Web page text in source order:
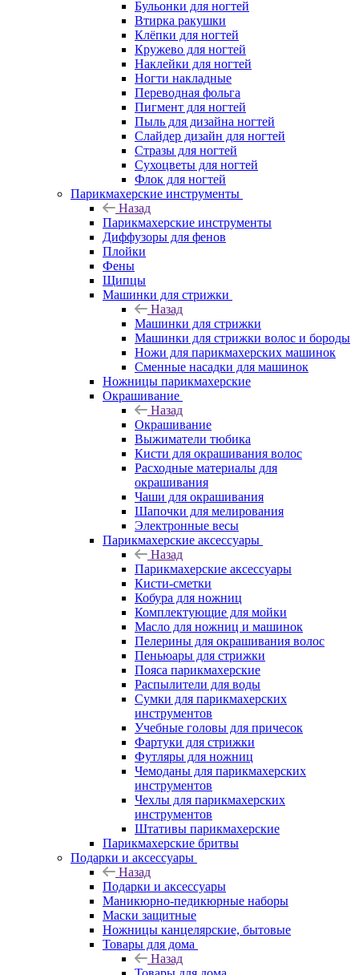
Бульонки для ногтей
Втирка ракушки
Клёпки для ногтей
Кружево для ногтей
Наклейки для ногтей
Ногти накладные
Переводная фольга
Пигмент для ногтей
Пыль для дизайна ногтей
Слайдер дизайн для ногтей
Стразы для ногтей
Сухоцветы для ногтей
Флок для ногтей
Парикмахерские инструменты
Назад
Парикмахерские инструменты
Диффузоры для фенов
Плойки
Фены
Щипцы
Машинки для стрижки
Назад
Машинки для стрижки
Машинки для стрижки волос и бороды
Ножи для парикмахерских машинок
Сменные насадки для машинок
Ножницы парикмахерские
Окрашивание
Назад
Окрашивание
Выжиматели тюбика
Кисти для окрашивания волос
Расходные материалы для
окрашивания
Чаши для окрашивания
Шапочки для мелирования
Электронные весы
Парикмахерские аксессуары
Назад
Парикмахерские аксессуары
Кисти-сметки
Кобура для ножниц
Комплектующие для мойки
Масло для ножниц и машинок
Пелерины для окрашивания волос
Пеньюары для стрижки
Пояса парикмахерские
Распылители для воды
Сумки для парикмахерских
инструментов
Учебные головы для причесок
Фартуки для стрижки
Футляры для ножниц
Чемоданы для парикмахерских
инструментов
Чехлы для парикмахерских
инструментов
Штативы парикмахерские
Парикмахерские бритвы
Подарки и аксессуары
Назад
Подарки и аксессуары
Маникюрно-педикюрные наборы
Маски защитные
Ножницы канцелярские, бытовые
Товары для дома
Назад